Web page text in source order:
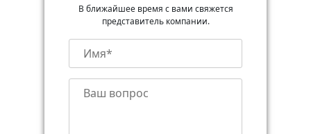
В ближайшее время с вами свяжется
представитель компании.